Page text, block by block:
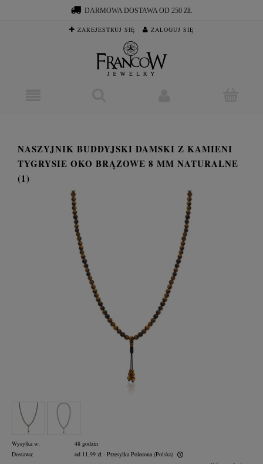
DARMOWA DOSTAWA OD 250 ZŁ
ZAREJESTRUJ SIĘ ZALOGUJ SIĘ
NASZYJNIK BUDDYJSKI DAMSKI Z KAMIENI
TYGRYSIE OKO BRĄZOWE 8 MM NATURALNE
(1)
Wysyłka w:
48 godzin
Dostawa:
od 11,99 zł - Przesyłka Polecona (Polska)